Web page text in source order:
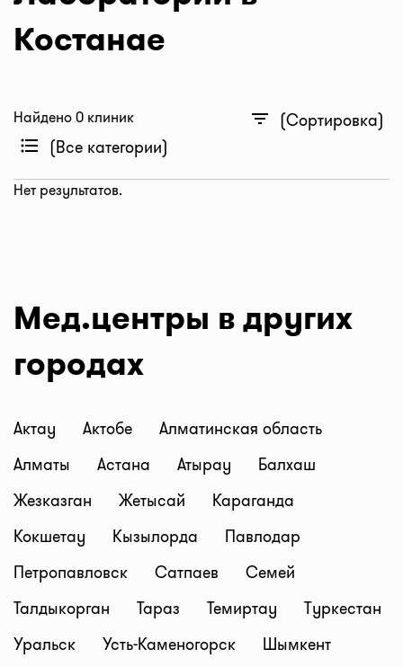
Костанае
Найдено 0 клиник filter_list (Сортировка)
format_list_bulleted (Все категории)
Нет результатов.
Мед.центры в других
городах
Актау Актобе
Алматинская область
Алматы
Астана Атырау
Балхаш
Жезказган
Жетысай
Караганда
Кокшетау
Кызылорда
Павлодар
Петропавловск
Сатпаев
Семей
Талдыкорган
Тараз Темиртау
Туркестан
Уральск
Усть-Каменогорск
Шымкент